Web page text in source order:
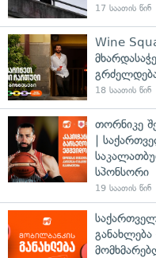
17 საათის წინ
Wine
18 საათის წინ
თორნიკე
|
სპონსორი
19 საათის წინ